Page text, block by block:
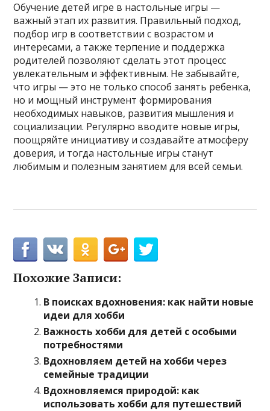
Обучение детей игре в настольные игры —
важный этап их развития. Правильный подход,
подбор игр в соответствии с возрастом и
интересами, а также терпение и поддержка
родителей позволяют сделать этот процесс
увлекательным и эффективным. Не забывайте,
что игры — это не только способ занять ребенка,
но и мощный инструмент формирования
необходимых навыков, развития мышления и
социализации. Регулярно вводите новые игры,
поощряйте инициативу и создавайте атмосферу
доверия, и тогда настольные игры станут
любимым и полезным занятием для всей семьи.
Похожие Записи:
В поисках вдохновения: как найти новые
идеи для хобби
Важность хобби для детей с особыми
потребностями
Вдохновляем детей на хобби через
семейные традиции
Вдохновляемся природой: как
использовать хобби для путешествий